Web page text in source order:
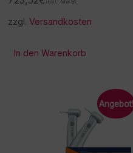
zzgl.Versandkosten
In den Warenkorb
Angebot!